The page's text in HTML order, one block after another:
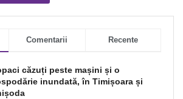
Comentarii Recente
căzuți peste mașini și o
inundată, în Timișoara și